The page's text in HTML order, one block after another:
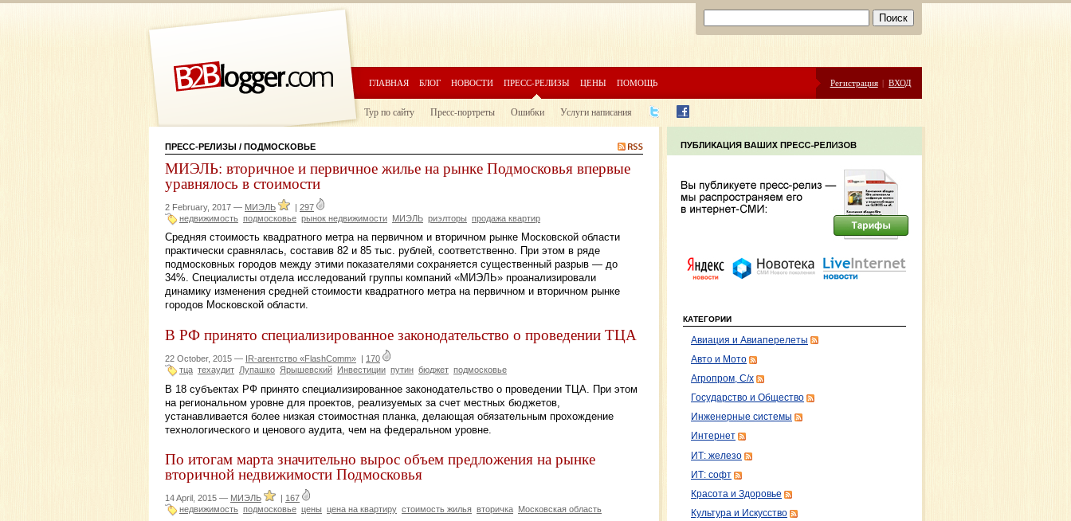
ГЛАВНАЯ БЛОГ НОВОСТИ ПРЕСС-РЕЛИЗЫ ЦЕНЫ ПОМОЩЬ Регистрация | ВХОД
Тур по сайту Пресс-портреты Ошибки Услуги написания
ПРЕСС-РЕЛИЗЫ / ПОДМОСКОВЬЕ
МИЭЛЬ: вторичное и первичное жилье на рынке Подмосковья впервые
уравнялось в стоимости
2 February, 2017 — МИЭЛЬ | 297
недвижимость подмосковье рынок недвижимости МИЭЛЬ риэлторы продажа квартир
Средняя стоимость квадратного метра на первичном и вторичном рынке Московской области
практически сравнялась, составив 82 и 85 тыс. рублей, соответственно. При этом в ряде
подмосковных городов между этими показателями сохраняется существенный разрыв — до
34%. Специалисты отдела исследований группы компаний «МИЭЛЬ» проанализировали
динамику изменения средней стоимости квадратного метра на первичном и вторичном рынке
городов Московской области.
В РФ принято специализированное законодательство о проведении ТЦА
22 October, 2015 — IR-агентство «FlashComm» | 170
тца техаудит Лупашко Ярышевский Инвестиции путин бюджет подмосковье
В 18 субъектах РФ принято специализированное законодательство о проведении ТЦА. При этом
на региональном уровне для проектов, реализуемых за счет местных бюджетов,
устанавливается более низкая стоимостная планка, делающая обязательным прохождение
технологического и ценового аудита, чем на федеральном уровне.
По итогам марта значительно вырос объем предложения на рынке
вторичной недвижимости Подмосковья
14 April, 2015 — МИЭЛЬ
167
недвижимость подмосковье цены цена на квартиру стоимость жилья вторичка Московская область
КАТЕГОРИИ
Авиация и Авиаперелеты
Авто и Мото
Агропром, С/х
Государство и Общество
Инженерные системы
Интернет
ИТ: железо
ИТ: софт
Красота и Здоровье
Культура и Искусство